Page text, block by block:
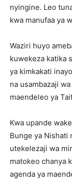
nyingine. Leo
kwa manufaa ya
Waziri huyo
kuwekeza katika
ya kimkakati
na usambazaji
maendeleo ya
Kwa upande
Bunge ya Nishati
utekelezaji wa
matokeo chanya
agenda ya